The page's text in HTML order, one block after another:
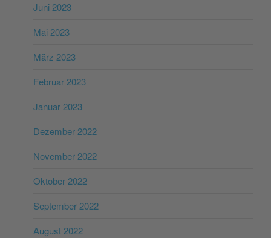
Juni 2023
Mai 2023
März 2023
Februar 2023
Januar 2023
Dezember 2022
November 2022
Oktober 2022
September 2022
August 2022